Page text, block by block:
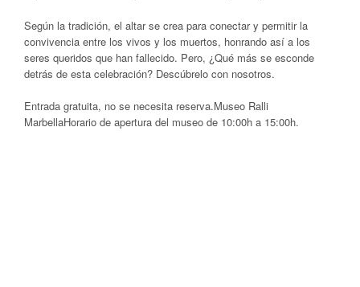
Según la tradición, el altar se crea para conectar y permitir la
convivencia entre los vivos y los muertos, honrando así a los
seres queridos que han fallecido. Pero, ¿Qué más se esconde
detrás de esta celebración? Descúbrelo con nosotros.
Entrada gratuita, no se necesita reserva.Museo Ralli
MarbellaHorario de apertura del museo de 10:00h a 15:00h.